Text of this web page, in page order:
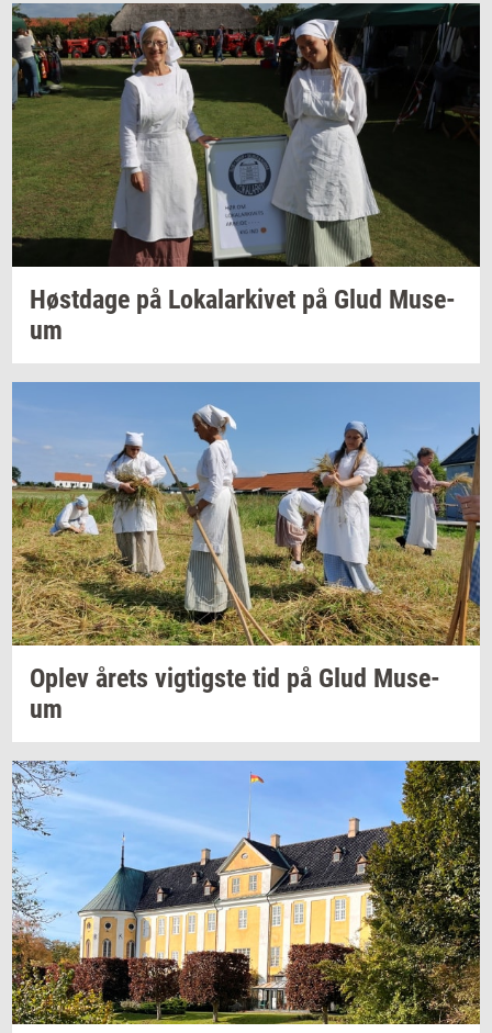
Høst­da­ge på Lo­ka­lar­ki­vet på Glud Mu­se­
um
Oplev årets vig­tig­ste tid på Glud Mu­se­
um